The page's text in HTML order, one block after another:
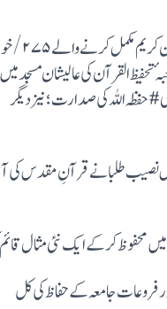
جامعہ اسلامیہ اشاعت العلوم اکل کو امہاراشٹر میں حسب ِروایتِ
بروز جمعرات بوقت ِصبح بمقام شعبہٴ تحفیظ القرآن کی عالیشان مسجد میں
حفظہ اللہ کی صدارت ؛نیز دیگر
سے مجلس کا آغاز ہوا، اس کے بعد بارگاہِ رسالت میں نعتِ پاک کا نذرانہٴ عقیدت پیش کیا گیا۔ بعد ازاں ۲۷۵/ خوش نصیب
جامعہ کی تعداد 14,531 ہوئی، اس طرح جامعہ اور فروعات جامعہ کے حفاظ کی کل